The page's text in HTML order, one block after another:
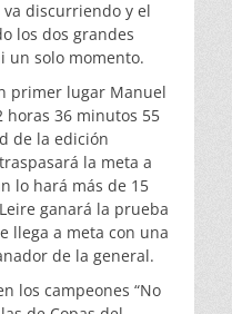
discurriendo y el
los dos grandes
un solo momento.
primer lugar Manuel
36 minutos 55
de la edición
la meta a
lo hará más de 15
ganará la prueba
llega a meta con una
de la general.
los campeones “No